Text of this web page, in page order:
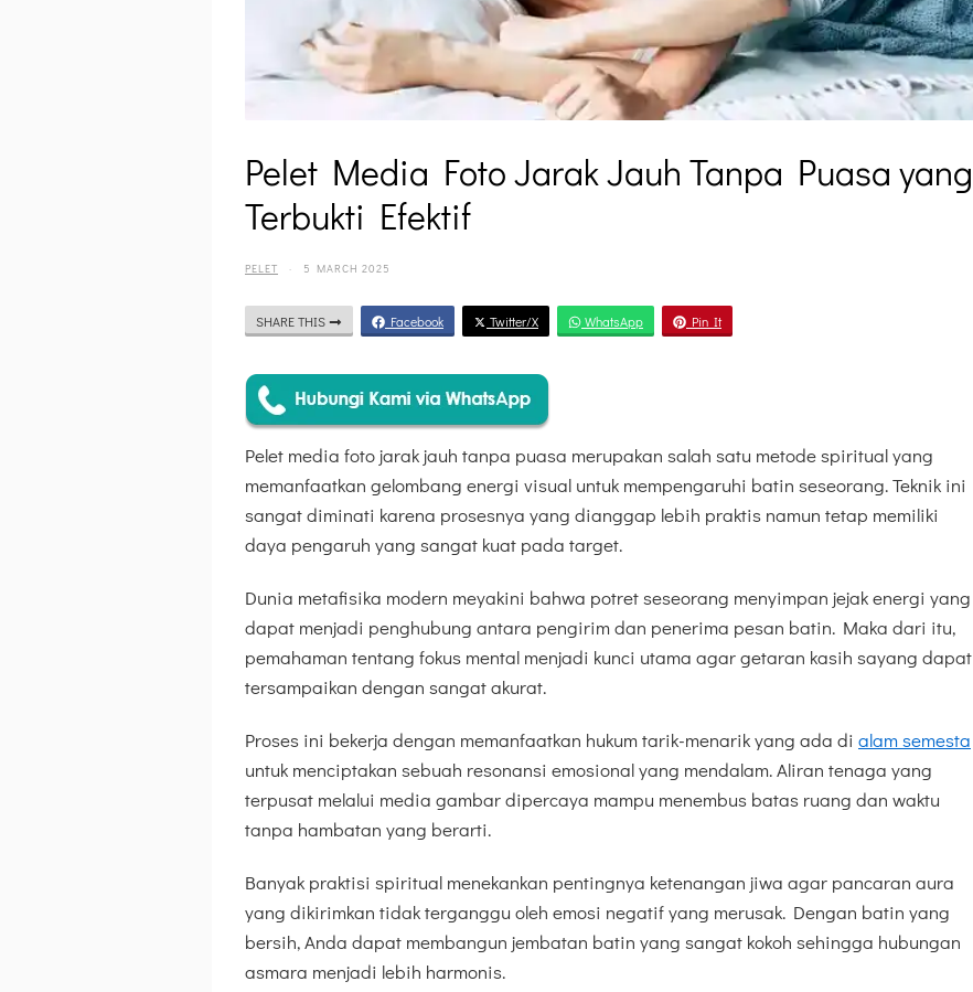
Pelet Media Foto Jarak Jauh Tanpa Puasa yang
Terbukti Efektif
PELET · 5 MARCH 2025
SHARE THIS Facebook Twitter/X WhatsApp Pin It
Pelet media foto jarak jauh tanpa puasa merupakan salah satu metode spiritual yang
memanfaatkan gelombang energi visual untuk mempengaruhi batin seseorang. Teknik ini
sangat diminati karena prosesnya yang dianggap lebih praktis namun tetap memiliki
daya pengaruh yang sangat kuat pada target.
Dunia metafisika modern meyakini bahwa potret seseorang menyimpan jejak energi yang
dapat menjadi penghubung antara pengirim dan penerima pesan batin. Maka dari itu,
pemahaman tentang fokus mental menjadi kunci utama agar getaran kasih sayang dapat
tersampaikan dengan sangat akurat.
Proses ini bekerja dengan memanfaatkan hukum tarik-menarik yang ada di alam semesta
untuk menciptakan sebuah resonansi emosional yang mendalam. Aliran tenaga yang
terpusat melalui media gambar dipercaya mampu menembus batas ruang dan waktu
tanpa hambatan yang berarti.
Banyak praktisi spiritual menekankan pentingnya ketenangan jiwa agar pancaran aura
yang dikirimkan tidak terganggu oleh emosi negatif yang merusak. Dengan batin yang
bersih, Anda dapat membangun jembatan batin yang sangat kokoh sehingga hubungan
asmara menjadi lebih harmonis.